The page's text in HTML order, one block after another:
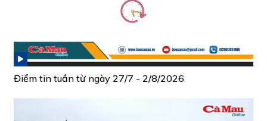
Điểm tin tuần từ ngày 27/7 - 2/8/2026